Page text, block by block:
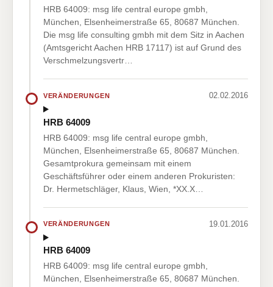
HRB 64009: msg life central europe gmbh,
München, Elsenheimerstraße 65, 80687 München.
Die msg life consulting gmbh mit dem Sitz in Aachen
(Amtsgericht Aachen HRB 17117) ist auf Grund des
Verschmelzungsvertr…
VERÄNDERUNGEN 02.02.2016
HRB 64009
HRB 64009: msg life central europe gmbh,
München, Elsenheimerstraße 65, 80687 München.
Gesamtprokura gemeinsam mit einem
Geschäftsführer oder einem anderen Prokuristen:
Dr. Hermetschläger, Klaus, Wien, *XX.X…
VERÄNDERUNGEN 19.01.2016
HRB 64009
HRB 64009: msg life central europe gmbh,
München, Elsenheimerstraße 65, 80687 München.